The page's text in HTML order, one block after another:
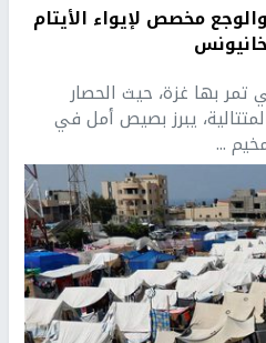
مخصص لإيواء الأيتام
بها غزة، حيث الحصار
يبرز بصيص أمل في
...